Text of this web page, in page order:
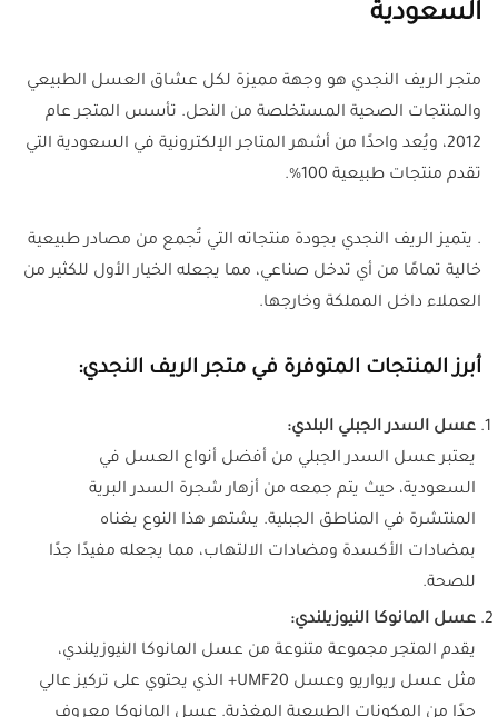
السعودية
متجر الريف النجدي هو وجهة مميزة لكل عشاق العسل الطبيعي
والمنتجات الصحية المستخلصة من النحل. تأسس المتجر عام
2012، ويُعد واحدًا من أشهر المتاجر الإلكترونية في السعودية التي
تقدم منتجات طبيعية 100%.
. يتميز الريف النجدي بجودة منتجاته التي تُجمع من مصادر طبيعية
خالية تمامًا من أي تدخل صناعي، مما يجعله الخيار الأول للكثير من
العملاء داخل المملكة وخارجها.
أبرز المنتجات المتوفرة في متجر الريف النجدي:
عسل السدر الجبلي البلدي:
يعتبر عسل السدر الجبلي من أفضل أنواع العسل في
السعودية، حيث يتم جمعه من أزهار شجرة السدر البرية
المنتشرة في المناطق الجبلية. يشتهر هذا النوع بغناه
بمضادات الأكسدة ومضادات الالتهاب، مما يجعله مفيدًا جدًا
للصحة.
عسل المانوكا النيوزيلندي:
يقدم المتجر مجموعة متنوعة من عسل المانوكا النيوزيلندي،
مثل عسل ريواريو وعسل UMF20+ الذي يحتوي على تركيز عالي